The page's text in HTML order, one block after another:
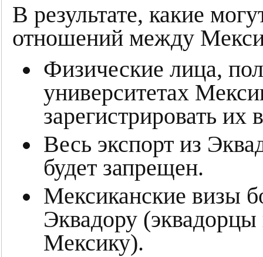
В результате, какие
отношений между
Физические лица,
университетах
зарегистрировать их
Весь экспорт из
будет запрещен.
Мексиканские визы
Эквадору (эквадорцы
Мексику).